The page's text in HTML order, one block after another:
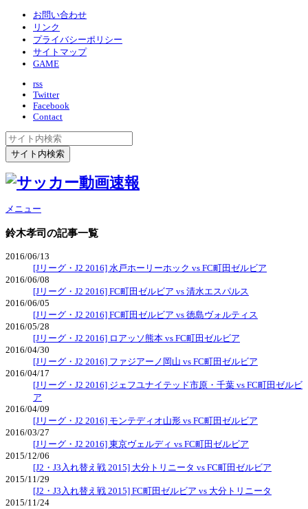
お問い合わせ
リンク
プライバシーポリシー
サイトマップ
GAME
rss
Twitter
Facebook
Contact
メニュー
鈴木孝司の記事一覧
2016/06/13
[Jリーグ・J2 2016] 水戸ホーリーホック vs FC町田ゼルビア
2016/06/08
[Jリーグ・J2 2016] FC町田ゼルビア vs 清水エスパルス
2016/06/05
[Jリーグ・J2 2016] FC町田ゼルビア vs 徳島ヴォルティス
2016/05/28
[Jリーグ・J2 2016] ロアッソ熊本 vs FC町田ゼルビア
2016/04/30
[Jリーグ・J2 2016] ファジアーノ岡山 vs FC町田ゼルビア
2016/04/17
[Jリーグ・J2 2016] ジェフユナイテッド市原・千葉 vs FC町田ゼルビ
ア
2016/04/09
[Jリーグ・J2 2016] モンテディオ山形 vs FC町田ゼルビア
2016/03/27
[Jリーグ・J2 2016] 東京ヴェルディ vs FC町田ゼルビア
2015/12/06
[J2・J3入れ替え戦 2015] 大分トリニータ vs FC町田ゼルビア
2015/11/29
[J2・J3入れ替え戦 2015] FC町田ゼルビア vs 大分トリニータ
2015/11/24